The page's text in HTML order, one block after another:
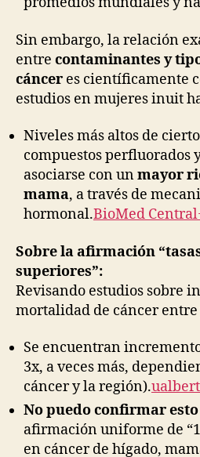
Sin embargo, la relación
entre contaminantes y
cáncer es científicamente
estudios en mujeres inuit
Niveles más altos de
compuestos perfluorados
asociarse con unmayor
mama, a través de
hormonal.BioMed
Sobre la afirmación
superiores”:
Revisando estudios sobre
mortalidad de cáncer
Se encuentran
3x, a veces más,
cáncer y la región).
No puedo confirmar esto
afirmación uniforme de
en cáncer de hígado,